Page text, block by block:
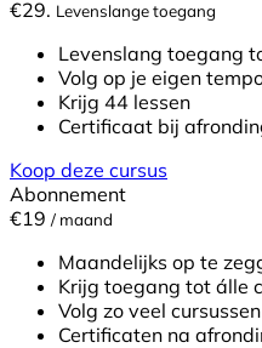
€29. Levenslange toegang
Levenslang toegang
Volg op je eigen
Krijg 44 lessen
Certificaat bij
Koop deze cursus
Abonnement
€19 / maand
Maandelijks op te
Krijg toegang tot álle
Volg zo veel
Certificaten na